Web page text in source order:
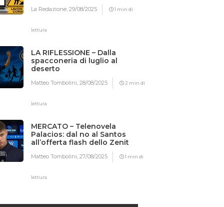
La Redazione,29/08/2025 1 min di
lettura
LA RIFLESSIONE – Dalla
spacconeria di luglio al
deserto
Matteo Tombolini,28/08/2025 2 min di
lettura
MERCATO – Telenovela
Palacios: dal no al Santos
all’offerta flash dello Zenit
Matteo Tombolini,27/08/2025 1 min di
lettura